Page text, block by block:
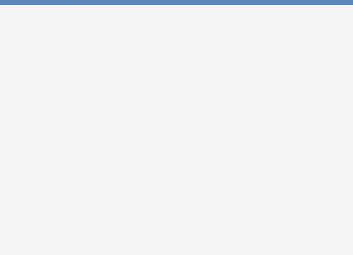
介護老人保健施設 ベルフラワー